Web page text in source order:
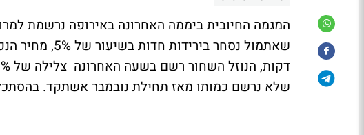
המגמה החיובית ביממה האחרונה באירופה נרשמת